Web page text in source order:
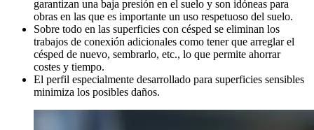
garantizan una baja presión en el suelo y son idóneas para
obras en las que es importante un uso respetuoso del suelo.
Sobre todo en las superficies con césped se eliminan los
trabajos de conexión adicionales como tener que arreglar el
césped de nuevo, sembrarlo, etc., lo que permite ahorrar
costes y tiempo.
El perfil especialmente desarrollado para superficies sensibles
minimiza los posibles daños.